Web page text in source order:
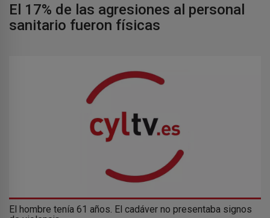
El 17% de las agresiones al personal
sanitario fueron físicas
El hombre tenía 61 años. El cadáver no presentaba signos